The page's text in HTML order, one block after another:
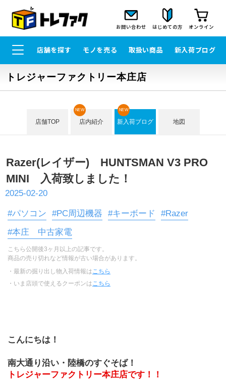
お問い合わせ はじめての方 オンライン
店舗を探す モノを売る 取扱い商品 新入荷ブログ
トレジャーファクトリー本庄店
店舗TOP 店内紹介
NEW
新入荷ブログ
NEW
地図
Razer(レイザー) HUNTSMAN V3 PRO
MINI 入荷致しました！
2025-02-20
#パソコン #PC周辺機器 #キーボード
#Razer
#本庄 中古家電
こちら公開後3ヶ月以上の記事です。
商品の売り切れなど情報が古い場合があります。
・最新の掘り出し物入荷情報は こちら
・いま店頭で使えるクーポンは こちら
こんにちは！
南大通り沿い・陸橋のすぐそば！
トレジャーファクトリー本庄店です！！